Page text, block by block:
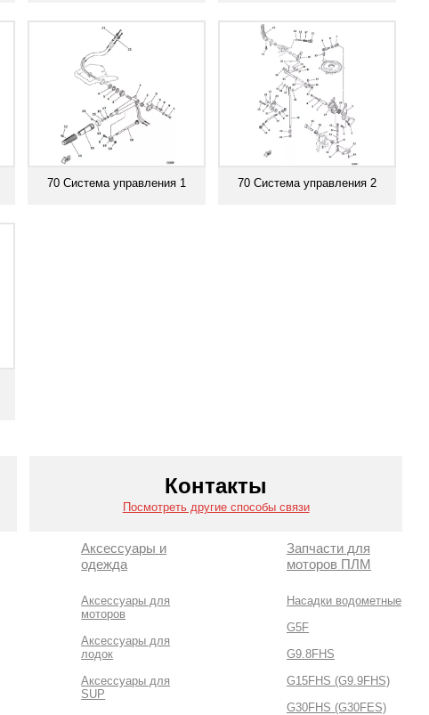
70 Система управления 1 70 Система управления 2
Контакты
Посмотреть другие способы связи
Аксессуары и
одежда
Аксессуары для
моторов
Аксессуары для
лодок
Аксессуары для
SUP
Запчасти для
моторов ПЛМ
Насадки водометные
G5F
G9.8FHS
G15FHS (G9.9FHS)
G30FHS (G30FES)